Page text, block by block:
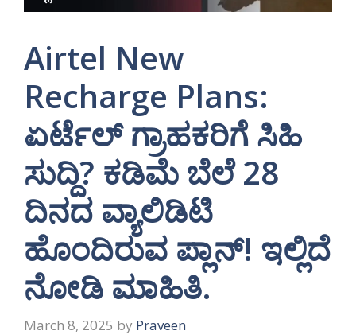
Airtel New
Recharge Plans:
ಏರ್ಟೆಲ್ ಗ್ರಾಹಕರಿಗೆ ಸಿಹಿ
ಸುದ್ದಿ? ಕಡಿಮೆ ಬೆಲೆ 28
ದಿನದ ವ್ಯಾಲಿಡಿಟಿ
ಹೊಂದಿರುವ ಪ್ಲಾನ್! ಇಲ್ಲಿದೆ
ನೋಡಿ ಮಾಹಿತಿ.
March 8, 2025 by Praveen